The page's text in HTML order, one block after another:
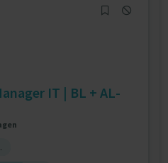
IT | BL + AL-